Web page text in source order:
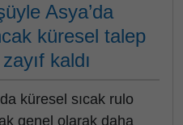
Asya’da
küresel talep
kaldı
küresel sıcak rulo
genel olarak daha